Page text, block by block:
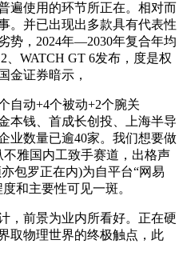
遍使用的环节所正在。相对而
。并已出现出多款具有代表性
势，2024年—2030年复合年均
、WATCH GT 6发布，度是权
金证券暗示，
动+4个被动+2个腕关
本钱、首成长创投、上海半导
业数量已逾40家。我们想要做
雅国内工致手赛道，出格声
包罗正在内)为自平台“网易
和主要性可见一斑。
前景为业内所看好。正在硬
取物理世界的终极触点，此